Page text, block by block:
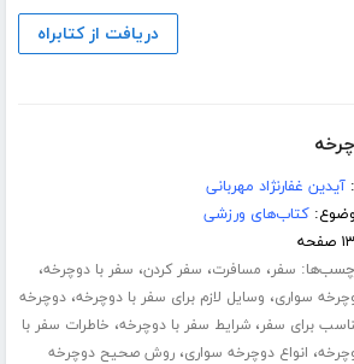
دریافت از کتابراه
آیدین غفارنژاد مهربانی
کتاب‌های ورزشی
سفر، مسافرت، سفر کردن، سفر با دوچرخه،
سواری، وسایل لازم برای سفر با دوچرخه،دوچرخه
برای سفر،شرایط سفر با دوچرخه، خاطرات سفر با
، انواع دوچرخه سواری،روش صحیح دوچرخه